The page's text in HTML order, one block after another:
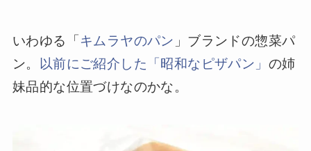
いわゆる「 キムラヤのパン 」ブランドの惣菜パ
ン。
以前にご紹介した「昭和なピザパン」 の姉
妹品的な位置づけなのかな。